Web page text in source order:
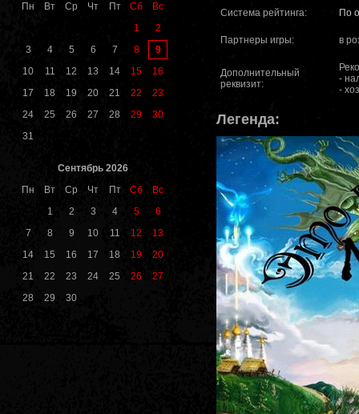
Пн
Вт Ср Чт Пт Сб
Вс
1
2
3
4 5 6 7 8
9
10
11 12 13 14 15
16
17
18 19 20 21 22
23
24
25 26 27 28 29
30
31
Сентябрь 2026
Пн
Вт Ср Чт Пт Сб
Вс
1
2 3 4 5
6
7
8 9 10 11 12
13
14
15 16 17 18 19
20
21
22 23 24 25 26
27
28
29 30
Система рейтинга: По
Партнеры игры: в
Дополнительный
реквизит:
-
-
Легенда: